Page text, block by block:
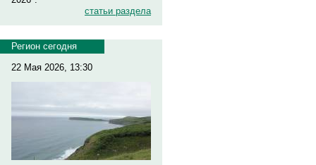
статьи раздела
Регион сегодня
22 Мая 2026, 13:30